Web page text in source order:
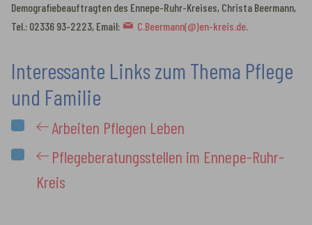
Demografiebeauftragten des Ennepe-Ruhr-Kreises, Christa Beermann,
Tel.: 02336 93-2223, Email:
C.Beermann(@)en-kreis.de.
Interessante Links zum Thema Pflege
und Familie
Arbeiten Pflegen Leben
Pflegeberatungsstellen im Ennepe-Ruhr-
Kreis